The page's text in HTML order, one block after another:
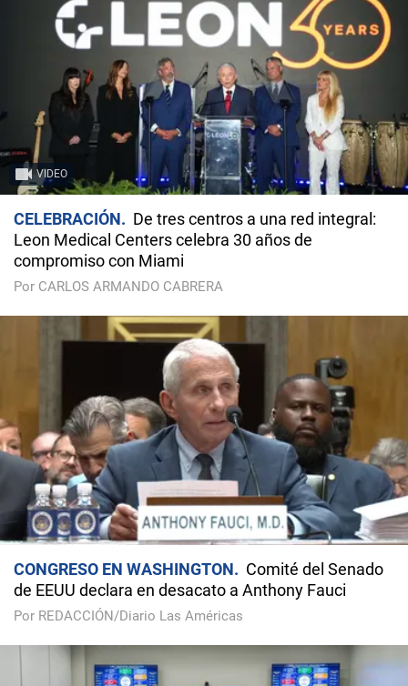
VIDEO
CELEBRACIÓN
De tres centros a una red integral:
Leon Medical Centers celebra 30 años de
compromiso con Miami
Por CARLOS ARMANDO CABRERA
CONGRESO EN WASHINGTON
Comité del Senado
de EEUU declara en desacato a Anthony Fauci
Por REDACCIÓN/Diario Las Américas